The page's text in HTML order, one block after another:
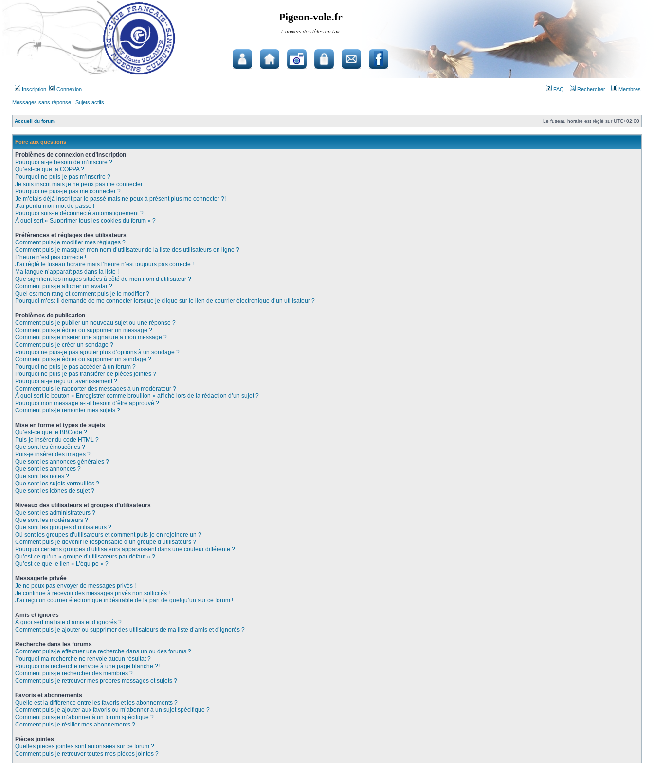
Pigeon-vole.fr
...L'univers des têtes en l'air...
Inscription Connexion FAQ Rechercher Membres
Messages sans réponse | Sujets actifs
Accueil du forum Le fuseau horaire est réglé surUTC+02:00
Foire aux questions
Problèmes de connexion et d’inscription
Pourquoi ai-je besoin de m’inscrire ?
Qu’est-ce que la COPPA ?
Pourquoi ne puis-je pas m’inscrire ?
Je suis inscrit mais je ne peux pas me connecter !
Pourquoi ne puis-je pas me connecter ?
Je m’étais déjà inscrit par le passé mais ne peux à présent plus me connecter ?!
J’ai perdu mon mot de passe !
Pourquoi suis-je déconnecté automatiquement ?
À quoi sert « Supprimer tous les cookies du forum » ?
Préférences et réglages des utilisateurs
Comment puis-je modifier mes réglages ?
Comment puis-je masquer mon nom d’utilisateur de la liste des utilisateurs en ligne ?
L’heure n’est pas correcte !
J’ai réglé le fuseau horaire mais l’heure n’est toujours pas correcte !
Ma langue n’apparaît pas dans la liste !
Que signifient les images situées à côté de mon nom d’utilisateur ?
Comment puis-je afficher un avatar ?
Quel est mon rang et comment puis-je le modifier ?
Pourquoi m’est-il demandé de me connecter lorsque je clique sur le lien de courrier électronique d’un utilisateur ?
Problèmes de publication
Comment puis-je publier un nouveau sujet ou une réponse ?
Comment puis-je éditer ou supprimer un message ?
Comment puis-je insérer une signature à mon message ?
Comment puis-je créer un sondage ?
Pourquoi ne puis-je pas ajouter plus d’options à un sondage ?
Comment puis-je éditer ou supprimer un sondage ?
Pourquoi ne puis-je pas accéder à un forum ?
Pourquoi ne puis-je pas transférer de pièces jointes ?
Pourquoi ai-je reçu un avertissement ?
Comment puis-je rapporter des messages à un modérateur ?
À quoi sert le bouton « Enregistrer comme brouillon » affiché lors de la rédaction d’un sujet ?
Pourquoi mon message a-t-il besoin d’être approuvé ?
Comment puis-je remonter mes sujets ?
Mise en forme et types de sujets
Qu’est-ce que le BBCode ?
Puis-je insérer du code HTML ?
Que sont les émoticônes ?
Puis-je insérer des images ?
Que sont les annonces générales ?
Que sont les annonces ?
Que sont les notes ?
Que sont les sujets verrouillés ?
Que sont les icônes de sujet ?
Niveaux des utilisateurs et groupes d’utilisateurs
Que sont les administrateurs ?
Que sont les modérateurs ?
Que sont les groupes d’utilisateurs ?
Où sont les groupes d’utilisateurs et comment puis-je en rejoindre un ?
Comment puis-je devenir le responsable d’un groupe d’utilisateurs ?
Pourquoi certains groupes d’utilisateurs apparaissent dans une couleur différente ?
Qu’est-ce qu’un « groupe d’utilisateurs par défaut » ?
Qu’est-ce que le lien « L’équipe » ?
Messagerie privée
Je ne peux pas envoyer de messages privés !
Je continue à recevoir des messages privés non sollicités !
J’ai reçu un courrier électronique indésirable de la part de quelqu’un sur ce forum !
Amis et ignorés
À quoi sert ma liste d’amis et d’ignorés ?
Comment puis-je ajouter ou supprimer des utilisateurs de ma liste d’amis et d’ignorés ?
Recherche dans les forums
Comment puis-je effectuer une recherche dans un ou des forums ?
Pourquoi ma recherche ne renvoie aucun résultat ?
Pourquoi ma recherche renvoie à une page blanche ?!
Comment puis-je rechercher des membres ?
Comment puis-je retrouver mes propres messages et sujets ?
Favoris et abonnements
Quelle est la différence entre les favoris et les abonnements ?
Comment puis-je ajouter aux favoris ou m’abonner à un sujet spécifique ?
Comment puis-je m’abonner à un forum spécifique ?
Comment puis-je résilier mes abonnements ?
Pièces jointes
Quelles pièces jointes sont autorisées sur ce forum ?
Comment puis-je retrouver toutes mes pièces jointes ?